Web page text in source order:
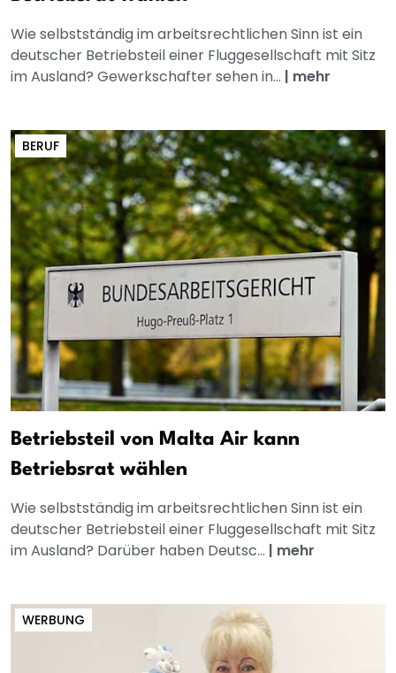
Wie selbstständig im arbeitsrechtlichen Sinn ist ein
deutscher Betriebsteil einer Fluggesellschaft mit Sitz
im Ausland? Gewerkschafter sehen in... | mehr
BERUF
Betriebsteil von Malta Air kann
Betriebsrat wählen
Wie selbstständig im arbeitsrechtlichen Sinn ist ein
deutscher Betriebsteil einer Fluggesellschaft mit Sitz
im Ausland? Darüber haben Deutsc... | mehr
WERBUNG